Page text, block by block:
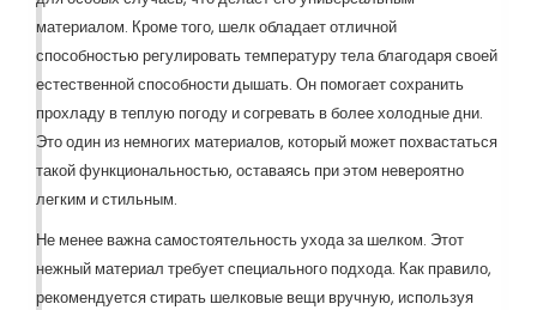
материалом. Кроме того, шелк обладает отличной
способностью регулировать температуру тела благодаря своей
естественной способности дышать. Он помогает сохранить
прохладу в теплую погоду и согревать в более холодные дни.
Это один из немногих материалов, который может похвастаться
такой функциональностью, оставаясь при этом невероятно
легким и стильным.
Не менее важна самостоятельность ухода за шелком. Этот
нежный материал требует специального подхода. Как правило,
рекомендуется стирать шелковые вещи вручную, используя